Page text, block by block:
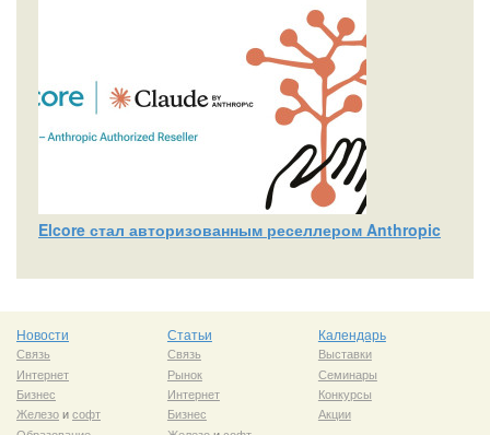
Elcore стал авторизованным реселлером Anthropic
Новости
Связь
Интернет
Бизнес
Железоисофт
Статьи
Связь
Рынок
Интернет
Бизнес
Календарь
Выставки
Семинары
Конкурсы
Акции